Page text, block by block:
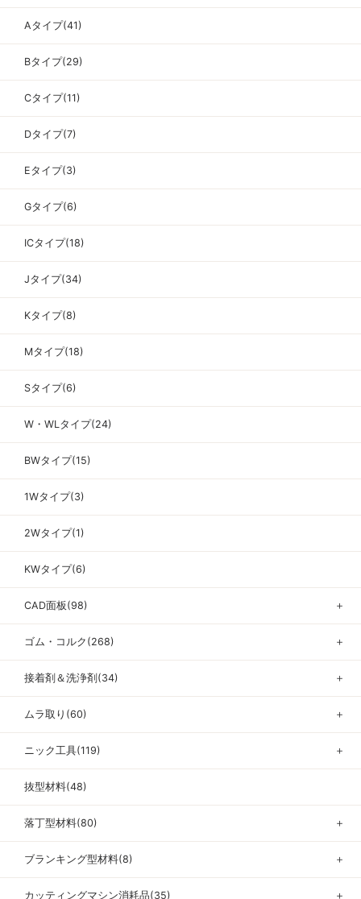
Aタイプ(41)
Bタイプ(29)
Cタイプ(11)
Dタイプ(7)
Eタイプ(3)
Gタイプ(6)
ICタイプ(18)
Jタイプ(34)
Kタイプ(8)
Mタイプ(18)
Sタイプ(6)
W・WLタイプ(24)
BWタイプ(15)
1Wタイプ(3)
2Wタイプ(1)
KWタイプ(6)
CAD面板(98) ＋
ゴム・コルク(268) ＋
接着剤＆洗浄剤(34) ＋
ムラ取り(60) ＋
ニック工具(119) ＋
抜型材料(48)
落丁型材料(80) ＋
ブランキング型材料(8) ＋
カッティングマシン消耗品(35) ＋